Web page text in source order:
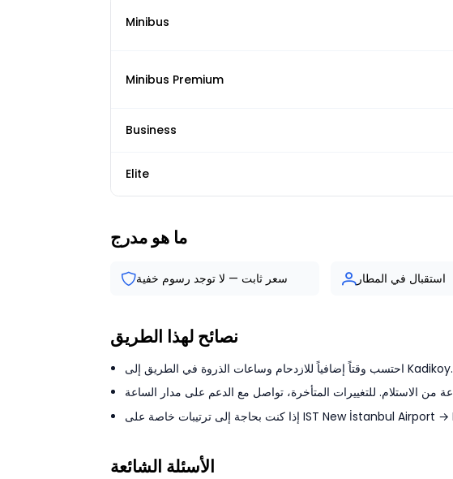
Minibus
Minibus Premium
Business
Elite
ما هو مدرج
سعر ثابت — لا توجد رسوم خفية استقبال في المطار
نصائح لهذا الطريق
احتسب وقتاً إضافياً للازدحام وساعات الذروة في الطريق إلى Kadikoy.
الأسئلة الشائعة